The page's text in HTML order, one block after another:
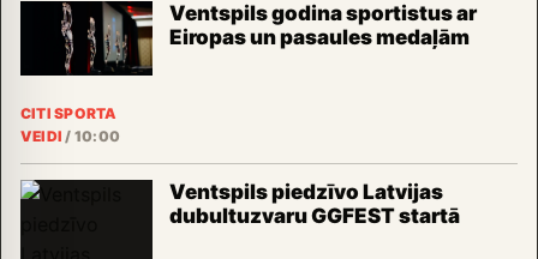
Ventspils godina sportistus ar
Eiropas un pasaules medaļām
CITI SPORTA
VEIDI / 10:00
Ventspils piedzīvo Latvijas
dubultuzvaru GGFEST startā